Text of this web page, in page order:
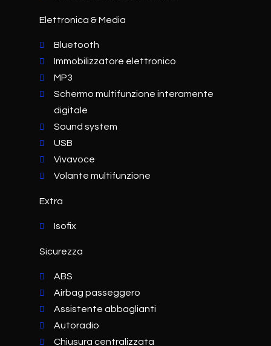
Elettronica & Media
Bluetooth
Immobilizzatore elettronico
MP3
Schermo multifunzione interamente
digitale
Sound system
USB
Vivavoce
Volante multifunzione
Extra
Isofix
Sicurezza
ABS
Airbag passeggero
Assistente abbaglianti
Autoradio
Chiusura centralizzata